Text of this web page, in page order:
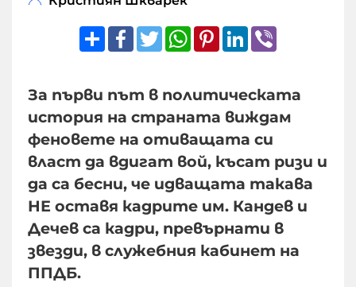
ShareFacebook
TwitterWhatsApp
Pinterest
LinkedIn
За първи път в политическата
история на страната виждам
феновете на отиващата си
власт да вдигат вой, късат ризи и
да са бесни, че идващата такава
НЕ оставя кадрите им. Кандев и
Дечев са кадри, превърнати в
звезди, в служебния кабинет на
ППДБ.